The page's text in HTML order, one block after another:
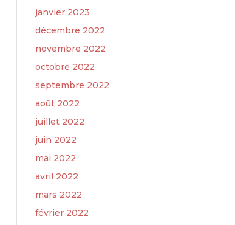
janvier 2023
décembre 2022
novembre 2022
octobre 2022
septembre 2022
août 2022
juillet 2022
juin 2022
mai 2022
avril 2022
mars 2022
février 2022